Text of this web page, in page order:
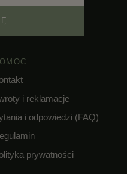
i reklamacje
i odpowiedzi (FAQ)
prywatności